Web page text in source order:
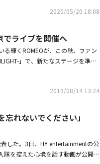
の妹グループとしてデビュ
た。しかし2021年2月、元メンバ
とで騒動に。現在もヒョンジュと
たのは2020年7月のスペシャルシ
「I Loved You」「I Like You」
脱退し、専属契約も解除となった
：9月11日デビューUP10TI
集めました。今年は新年から10thミ
バム、2枚のフルアルバムをリリ
、ユンソンは「メンバーたちと一緒
ら落ちたと言われたくはなかった
まみれの洋服のため洗濯かごが空
人余りの参加者との激しい予選
12位入りも達成した。彼は「僕
花道だけを歩きました。みんな一
りがたかったです」と話した。ユ
、カン・テグァン、リュ・ジグァ
の評価も良かったですし、準備し
でした。また、ポンタバルチーム
た」と理由を明かした。決勝の前
な時間を過ごしており、行く先々
敵に行って来たくて特殊憲兵とい
ます。最後にジュリエット（ROM
加えた。ROMEOは2015年5月に
が決定9月に東京でライブを開催
なくてごめんなさい。どのように話
！！僕がいない間、ROMEOの兄
ありがとうございます。愛してま
2020/05/20 18:08
ライブを開催へ
る輝くROMEOが、この秋、ファン
」で、新たなステージを準備
部公演 OPEN 18:30 / START19:0
場の受付でご購入出来ます。【チ
割引前売り ￥5,000（税込）学生
は高校生までとなります。・学生
身分証（学生証、保険証、パスポー
身分証のご提示を頂けない場合、
2019/08/14 13:24
れないでください」
した。3日、HY entertainmentの公
を控えた心境を話す動画が公開さ